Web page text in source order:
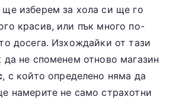
ще изберем за хола си ще го
красив, или пък много по-
досега. Изхождайки от тази
не споменем отново магазин
, с който определено няма да
намерите не само страхотни